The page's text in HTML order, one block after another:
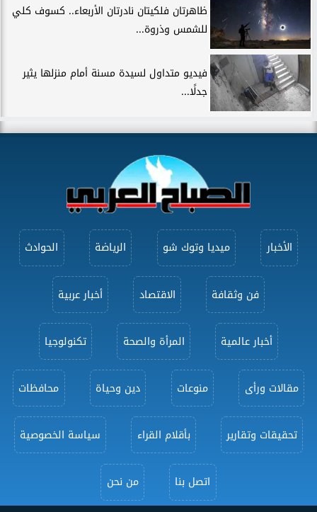
ظاهرتان فلكيتان نادرتان الأربعاء.. كسوف كلي
للشمس وذروة...
فيديو متداول لسيدة مسنة أمام منزلها يثير
جدلًا...
الأخبار ميديا وتوك شو الرياضة الحوادث
فن وثقافة الاقتصاد أخبار عربية
أخبار عالمية المرأة والصحة تكنولوجيا
مقالات ورأى منوعات دين وحياة محافظات
تحقيقات وتقارير بأقلام القراء سياسة الخصوصية
اتصل بنا من نحن